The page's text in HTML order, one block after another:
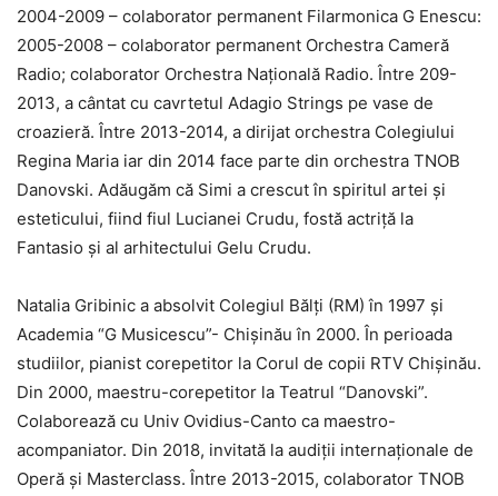
2004-2009 – colaborator permanent Filarmonica G Enescu:
2005-2008 – colaborator permanent Orchestra Cameră
Radio; colaborator Orchestra Națională Radio. Între 209-
2013, a cântat cu cavrtetul Adagio Strings pe vase de
croazieră. Între 2013-2014, a dirijat orchestra Colegiului
Regina Maria iar din 2014 face parte din orchestra TNOB
Danovski. Adăugăm că Simi a crescut în spiritul artei și
esteticului, fiind fiul Lucianei Crudu, fostă actriță la
Fantasio și al arhitectului Gelu Crudu.
Natalia Gribinic a absolvit Colegiul Bălți (RM) în 1997 și
Academia “G Musicescu”- Chișinău în 2000. În perioada
studiilor, pianist corepetitor la Corul de copii RTV Chișinău.
Din 2000, maestru-corepetitor la Teatrul “Danovski”.
Colaborează cu Univ Ovidius-Canto ca maestro-
acompaniator. Din 2018, invitată la audiții internaționale de
Operă și Masterclass. Între 2013-2015, colaborator TNOB